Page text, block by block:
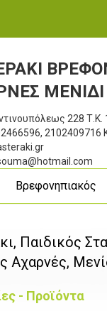
ΜΕΝΙΔΙ
228 Τ.Κ.
2102409716
Βρεφονηπιακός
Παιδικός
Αχαρνές,
- Προϊόντα